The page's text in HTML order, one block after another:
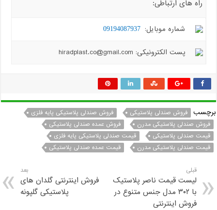
راه های ارتباطی:
شماره موبایل: 09194087937
پست الکترونیکی: hiradplast.co@gmail.com
برچسب فروش صندلی پلاستیکی
فروش صندلی پلاستیکی پایه فلزی
فروش صندلی پلاستیکی مدرن
فروش عمده صندلی پلاستیکی
قیمت صندلی پلاستیکی
قیمت صندلی پلاستیکی پایه فلزی
قیمت صندلی پلاستیکی مدرن
قیمت عمده صندلی پلاستیکی
قبلی
لیست قیمت ناصر پلاستیک
با ۳۰۲ مدل جنس متنوع در
فروش اینترنتی
بعد
فروش اینترنتی گلدان های
پلاستیکی گلپونه